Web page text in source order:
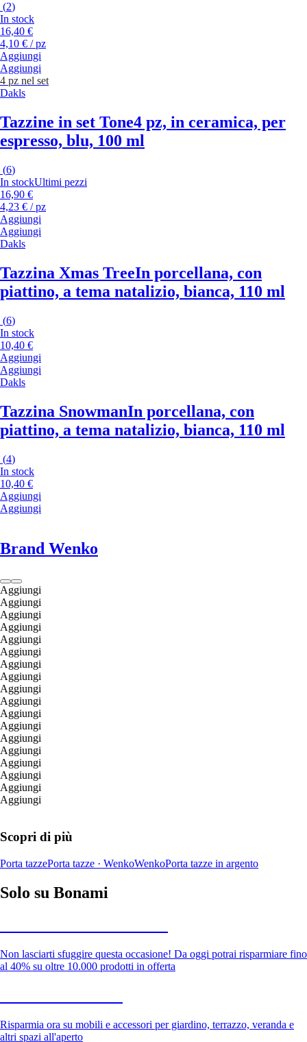
(2)
In stock
16,40 €
4,10 € / pz
Aggiungi
Aggiungi
4 pz nel set
Dakls
Tazzine in set Tone4 pz, in ceramica, per
espresso, blu, 100 ml
(6)
In stockUltimi pezzi
16,90 €
4,23 € / pz
Aggiungi
Aggiungi
Dakls
Tazzina Xmas TreeIn porcellana, con
piattino, a tema natalizio, bianca, 110 ml
(6)
In stock
10,40 €
Aggiungi
Aggiungi
Dakls
Tazzina SnowmanIn porcellana, con
piattino, a tema natalizio, bianca, 110 ml
(4)
In stock
10,40 €
Aggiungi
Aggiungi
Brand Wenko
Aggiungi
Aggiungi
Aggiungi
Aggiungi
Aggiungi
Aggiungi
Aggiungi
Aggiungi
Aggiungi
Aggiungi
Aggiungi
Aggiungi
Aggiungi
Aggiungi
Aggiungi
Aggiungi
Aggiungi
Aggiungi
Scopri di più
Porta tazzePorta tazze · WenkoWenkoPorta tazze in argento
Solo su Bonami
Non lasciarti sfuggire questa occasione! Da oggi potrai risparmiare fino
al 40% su oltre 10.000 prodotti in offerta
Risparmia ora su mobili e accessori per giardino, terrazzo, veranda e
altri spazi all'aperto